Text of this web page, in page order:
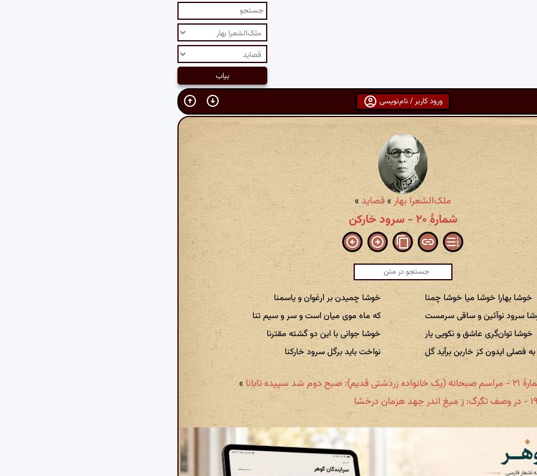
ورود کاربر / نام‌نویسی
ملک‌الشعرا بهار»قصاید»
شمارهٔ ۲۰ - سرود خارکن
خوشا بهارا خوشا میا خوشا چمنا
خوشا چمیدن بر ارغوان و یاسمنا
سرود نوآئین و ساقی سرمست
که ماه موی میان است و سر و سیم تنا
خوشا توان‌گری عاشق و نکویی یار
خوشا جوانی با این دو گشته مقترنا
به فصلی ایدون کز خاربن برآید گل
نواخت باید برگل سرود خارکنا
زردشتی قدیم): صبح دوم شد سپیده تابانا »